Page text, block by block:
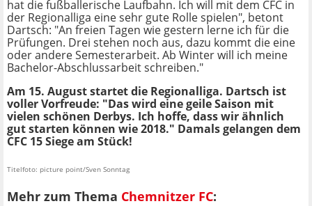
hat die fußballerische Laufbahn. Ich will mit dem CFC in
der Regionalliga eine sehr gute Rolle spielen", betont
Dartsch: "An freien Tagen wie gestern lerne ich für die
Prüfungen. Drei stehen noch aus, dazu kommt die eine
oder andere Semesterarbeit. Ab Winter will ich meine
Bachelor-Abschlussarbeit schreiben."
Am 15. August startet die Regionalliga. Dartsch ist
voller Vorfreude: "Das wird eine geile Saison mit
vielen schönen Derbys. Ich hoffe, dass wir ähnlich
gut starten können wie 2018." Damals gelangen dem
CFC 15 Siege am Stück!
Titelfoto: picture point/Sven Sonntag
Mehr zum Thema Chemnitzer FC: